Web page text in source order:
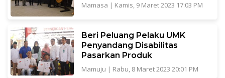
Mamasa | Kamis, 9 Maret 2023 17:03 PM
Beri Peluang Pelaku UMK
Penyandang Disabilitas
Pasarkan Produk
Mamuju | Rabu, 8 Maret 2023 20:01 PM